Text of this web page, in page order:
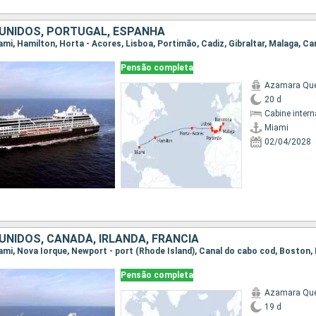
PORTUGAL, ESPANHA
Pensão completa
Azamara
20 d
Cabine
Miami
02/04/2028
CANADÁ, IRLANDA, FRANCIA
Pensão completa
Azamara
19 d